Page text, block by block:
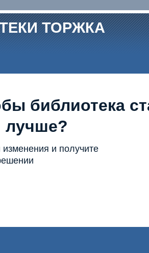
ТОРЖКА
библиотека
лучше?
и получите